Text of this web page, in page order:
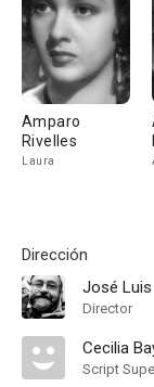
Amparo
Rivelles
Laura
Dirección
Director
Cecilia
Script